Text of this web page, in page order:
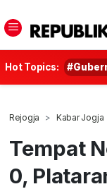
Hot Topics:
Rejogja Kabar Jogja
Tempat
0,